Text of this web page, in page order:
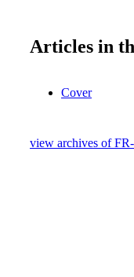
Articles in
Cover
view archives of